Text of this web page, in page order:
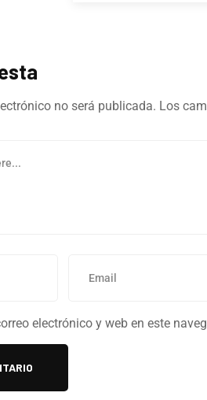
no será publicada. Los
electrónico y web en este